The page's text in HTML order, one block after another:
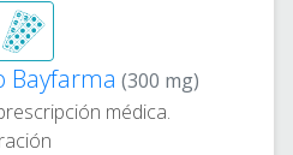
Bayfarma (300 mg)
médica.